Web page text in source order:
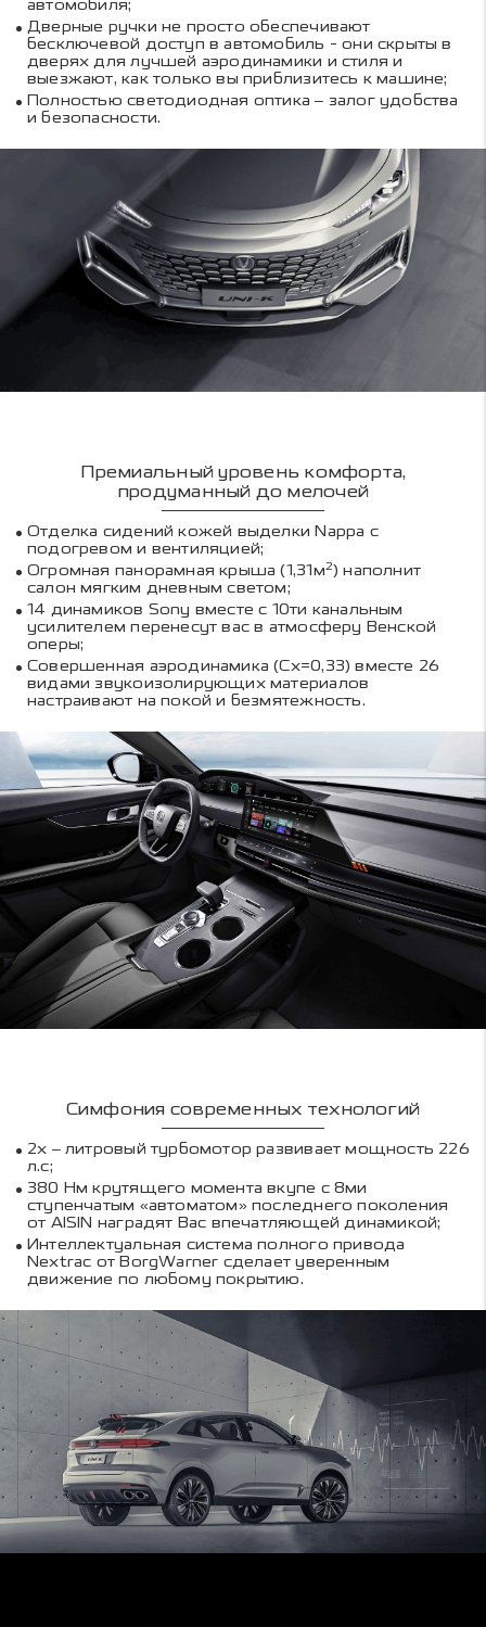
автомобиля;
Дверные ручки не просто обеспечивают
бесключевой доступ в автомобиль - они скрыты в
дверях для лучшей аэродинамики и стиля и
выезжают, как только вы приблизитесь к машине;
Полностью светодиодная оптика – залог удобства
и безопасности.
Премиальный уровень комфорта,
продуманный до мелочей
Отделка сидений кожей выделки Nappa c
подогревом и вентиляцией;
Огромная панорамная крыша (1,31м2) наполнит
салон мягким дневным светом;
14 динамиков Sony вместе с 10ти канальным
усилителем перенесут вас в атмосферу Венской
оперы;
Совершенная аэродинамика (Cx=0,33) вместе 26
видами звукоизолирующих материалов
настраивают на покой и безмятежность.
Симфония современных технологий
2х – литровый турбомотор развивает мощность 226
л.с;
380 Нм крутящего момента вкупе с 8ми
ступенчатым «автоматом» последнего поколения
от AISIN наградят Вас впечатляющей динамикой;
Интеллектуальная система полного привода
Nextrac от BorgWarner сделает уверенным
движение по любому покрытию.